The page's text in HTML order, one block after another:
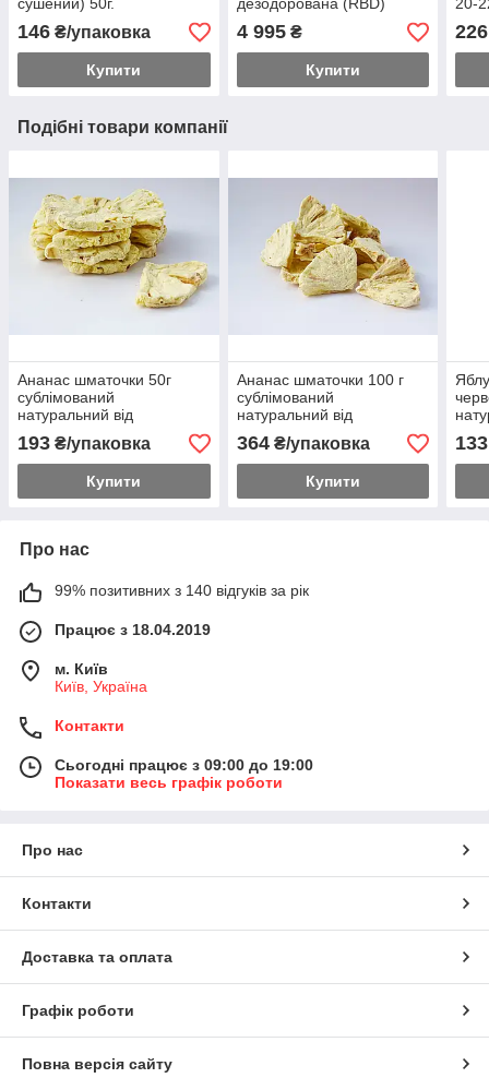
сушений) 50г.
146 ₴/упаковка
Купити
дезодорована (RBD)
Малайзія для кулінарії або
косметології
4 995₴
Купити
20-
226
Подібні товари компанії
Ананас шматочки 50г
сублімований
натуральний від
193 ₴/упаковка
Купити
Ананас шматочки 100 г
сублімований
натуральний від
364₴/упаковка
Купити
133
Про нас
99% позитивних з 140 відгуків за рік
Працює з 18.04.2019
м. Київ
Київ, Україна
Контакти
Сьогодні працює з 09:00 до 19:00
Показати весь графік роботи
Про нас
Контакти
Доставка та оплата
Графік роботи
Повна версія сайту